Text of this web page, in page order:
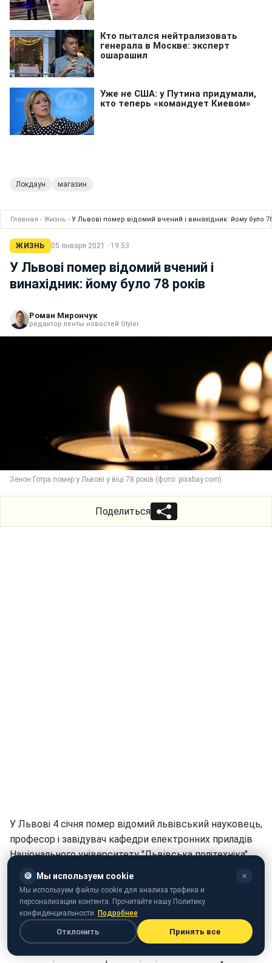
Локдаун магазин
Главная › Жизнь › У Львові помер відомий вчений і винахідник: йому було
ЖИЗНЬ 05 января 2021 · 19:53
У Львові помер відомий вчений і
винахідник: йому було 78 років
Роман Мирончук
редактор ленты новостей Styler
Зенон Готра помер у Львові у віці 78 років (фото: pixabay.com)
Поделиться
У Львові 4 січня помер відомий львівський науковець,
професор і завідувач кафедри електронних приладів
Національного університету "Львівська політехніка"
Зенон Готра.
Про смерті 78-річного вченогорозповіла прес-служба
Львівської міської ради, яка також висловила свої
співчуття.
"Мав честь навчатися у науковця такого рівня. Сумую
🍪 Мы используем cookie ✕
Мы используем файлы cookie для анализа трафика и
персонализации контента. Прочитайте нашу Политику
конфиденциальности. Подробнее
Отклонить Принять все